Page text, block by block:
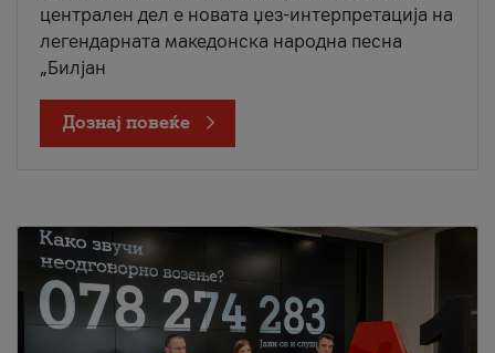
централен дел е новата џез-интерпретација на
легендарната македонска народна песна
„Билјан
Дознај повеќе